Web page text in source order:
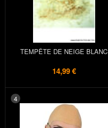
TEMPÊTE DE NEIGE BLANC
14,99 €
4